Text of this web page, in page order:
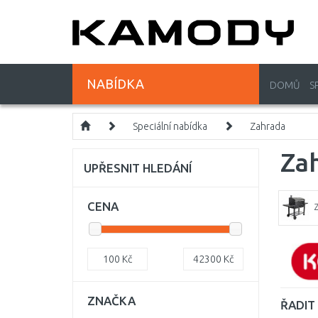
NABÍDKA DOMŮ
Speciální nabídka Zahrada
ŘADIT
UPŘESNIT HLEDÁNÍ
CENA
100 Kč 42300 Kč
ZNAČKA